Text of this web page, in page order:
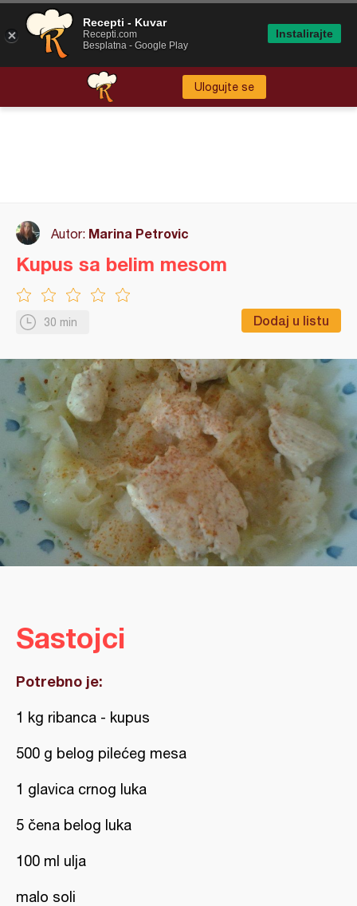
Ulogujte se
Autor: Marina Petrovic
30 min Dodaj u listu
Kupus sa belim mesom
Sastojci
Potrebno je:
1 kg ribanca - kupus
500 g belog pilećeg mesa
1 glavica crnog luka
5 čena belog luka
100 ml ulja
malo soli
Recepti - Kuvar
Recepti.com
Besplatna - Google Play
Instalirajte